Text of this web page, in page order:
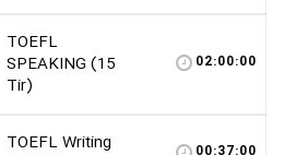
TOEFL
SPEAKING (15
Tir)
02:00:00
TOEFL Writing